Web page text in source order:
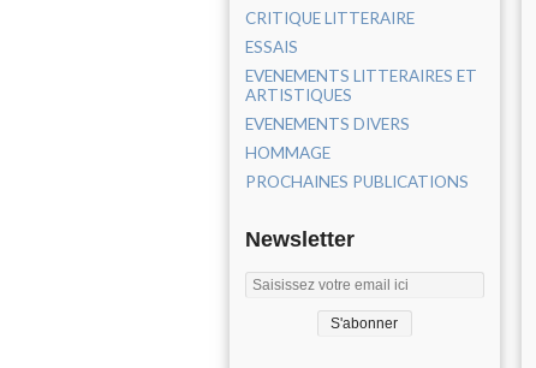
CRITIQUE LITTERAIRE
ESSAIS
EVENEMENTS LITTERAIRES ET
ARTISTIQUES
EVENEMENTS DIVERS
HOMMAGE
PROCHAINES PUBLICATIONS
Newsletter